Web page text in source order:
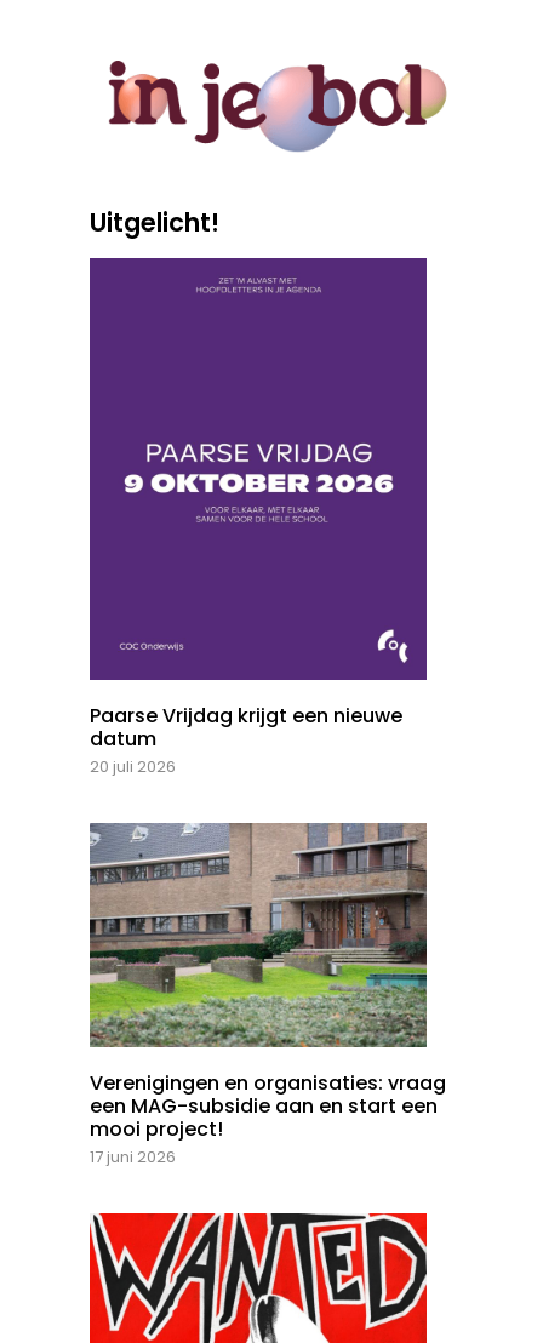
Uitgelicht!
Paarse Vrijdag krijgt een nieuwe
datum
20 juli 2026
Verenigingen en organisaties: vraag
een MAG-subsidie aan en start een
mooi project!
17 juni 2026